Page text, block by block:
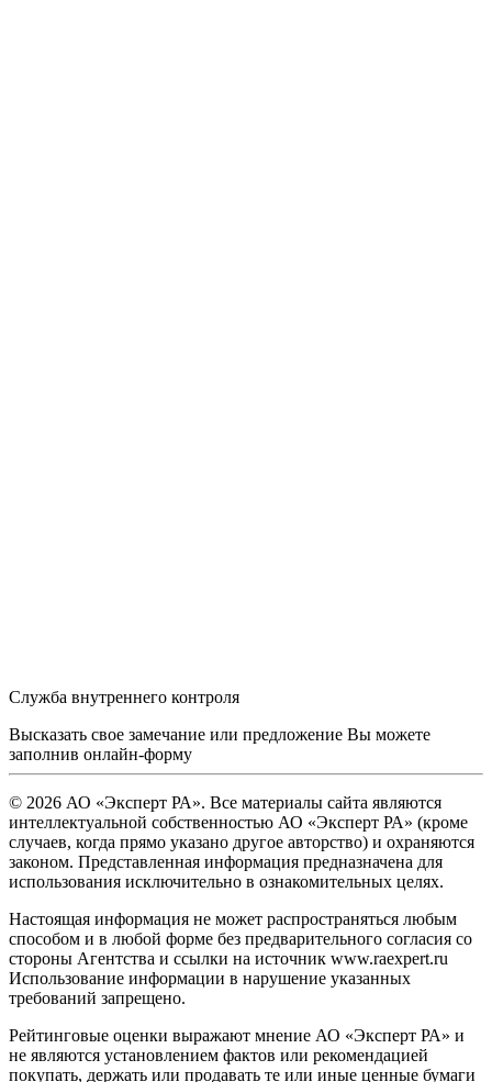
Служба внутреннего контроля
Высказать свое замечание или предложение Вы можете
заполнив онлайн-форму
© 2026 АО «Эксперт РА». Все материалы сайта являются
интеллектуальной собственностью АО «Эксперт РА» (кроме
случаев, когда прямо указано другое авторство) и охраняются
законом. Представленная информация предназначена для
использования исключительно в ознакомительных целях.
Настоящая информация не может распространяться любым
способом и в любой форме без предварительного согласия со
стороны Агентства и ссылки на источник www.raexpert.ru
Использование информации в нарушение указанных
требований запрещено.
Рейтинговые оценки выражают мнение АО «Эксперт РА» и
не являются установлением фактов или рекомендацией
покупать, держать или продавать те или иные ценные бумаги